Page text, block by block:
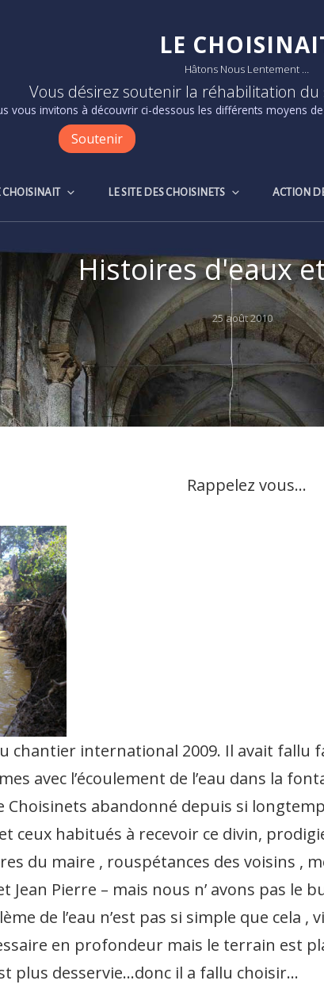
LE
Hâtons Nous Lentement …
Vous désirez soutenir la réhabilitation du
vous invitons à découvrir ci-dessous les différents moyens
Soutenir
CHOISINAIT LE SITE DES CHOISINETS ACTION
Histoires d'eaux
Posted
on
25 août 2010
Rappelez vous…
chantier international 2009. Il avait fallu
avec l’écoulement de l’eau dans la
Choisinets abandonné depuis si
ceux habitués à recevoir ce divin,
du maire , rouspétances des voisins ,
Jean Pierre – mais nous n’ avons pas le
de l’eau n’est pas si simple que cela
en profondeur mais le terrain est
plus desservie…donc il a fallu choisir…